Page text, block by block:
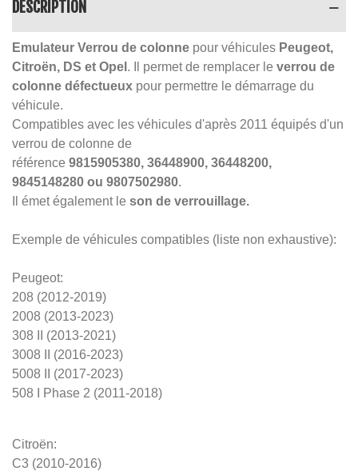
DESCRIPTION
Emulateur Verrou de colonne pour véhicules Peugeot,
Citroën, DS et Opel . Il permet de remplacer le verrou de
colonne défectueux pour permettre le démarrage du
véhicule.
Compatibles avec les véhicules d'après 2011 équipés d'un
verrou de colonne de
référence 9815905380, 36448900, 36448200,
9845148280 ou 9807502980.
Il émet également le son de verrouillage.
Exemple de véhicules compatibles (liste non exhaustive):
Peugeot:
208 (2012-2019)
2008 (2013-2023)
308 II (2013-2021)
3008 II (2016-2023)
5008 II (2017-2023)
508 I Phase 2 (2011-2018)
Citroën:
C3 (2010-2016)